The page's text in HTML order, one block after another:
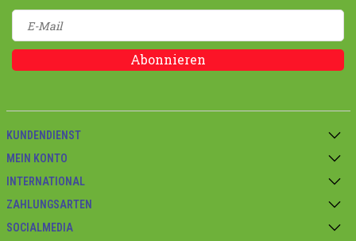
Abonnieren
KUNDENDIENST
MEIN KONTO
INTERNATIONAL
ZAHLUNGSARTEN
SOCIALMEDIA